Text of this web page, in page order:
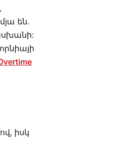
են.
իսկ